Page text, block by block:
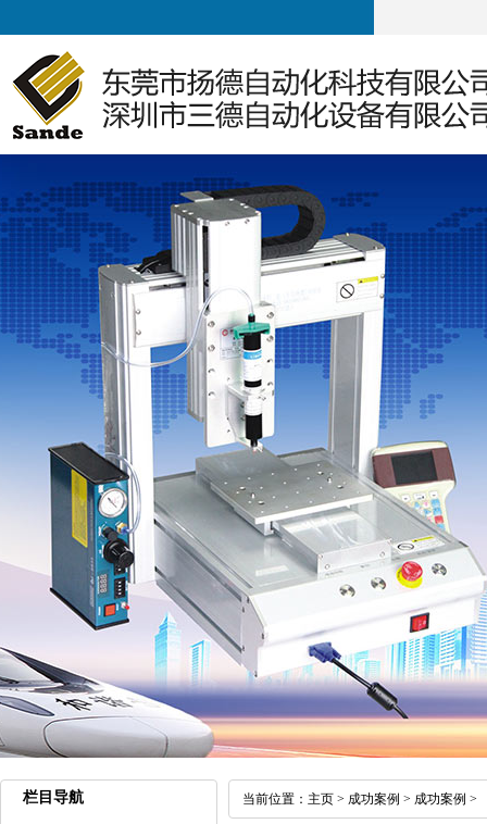
栏目导航 当前位置： 主页 > 成功案例 > 成功案例 >